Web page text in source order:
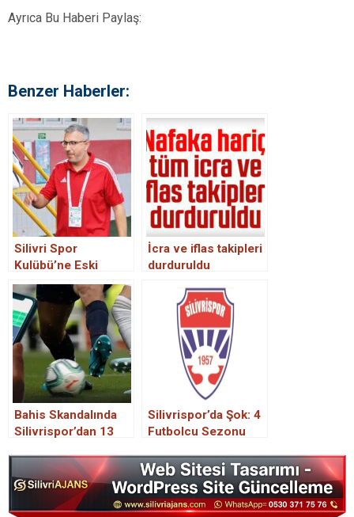
Ayrıca Bu Haberi Paylaş:
Benzer Haberler:
Silivri Spor
Kulübü’ne Eski
Menajerden 525 Bin
TL’lik İhtar ve İcra
Takibi
İcra ve iflas takipleri
durduruldu
Bahis Skandalında
Silivrispor’dan 13
Silivrispor’da Şok: 4
Futbolcu Sezonu
PFDK’dan Ceza Aldı